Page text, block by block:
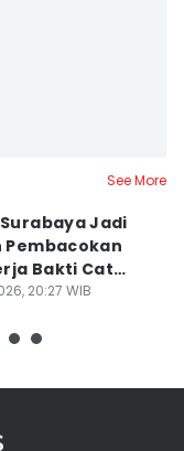
See More
Jadi
Pembacokan
Bakti Cat
20:27 WIB